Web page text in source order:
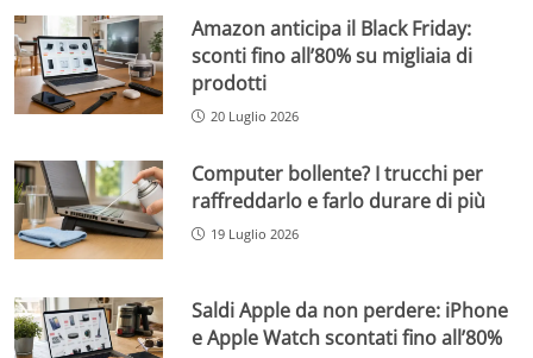
Amazon anticipa il Black Friday:
sconti fino all’80% su migliaia di
prodotti
20 Luglio 2026
Computer bollente? I trucchi per
raffreddarlo e farlo durare di più
19 Luglio 2026
Saldi Apple da non perdere: iPhone
e Apple Watch scontati fino all’80%